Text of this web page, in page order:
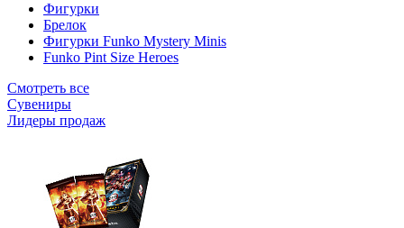
Фигурки
Брелок
Фигурки Funko Mystery Minis
Funko Pint Size Heroes
Смотреть все
Сувениры
Лидеры продаж